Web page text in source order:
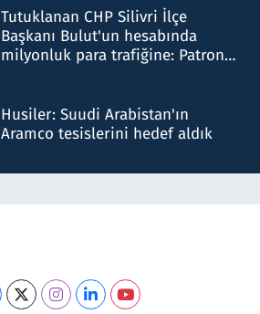
Tutuklanan CHP Silivri İlçe
Başkanı Bulut'un hesabında
milyonluk para trafiğine: Patron
Husiler: Suudi Arabistan'ın
Aramco tesislerini hedef aldık